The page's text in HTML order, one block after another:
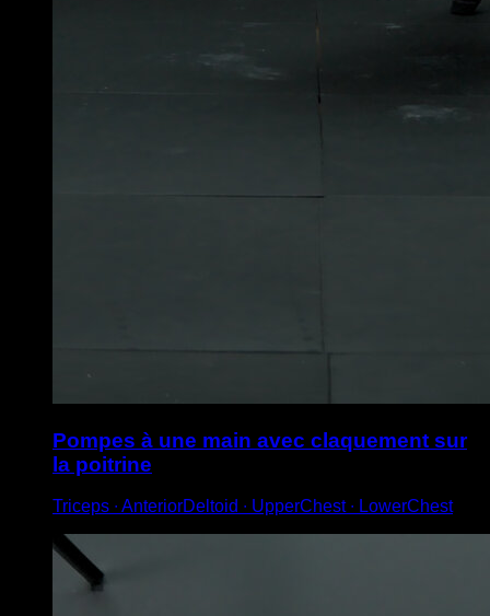
Pompes à une main avec claquement sur
la poitrine
Triceps ∙ AnteriorDeltoid ∙ UpperChest ∙ LowerChest